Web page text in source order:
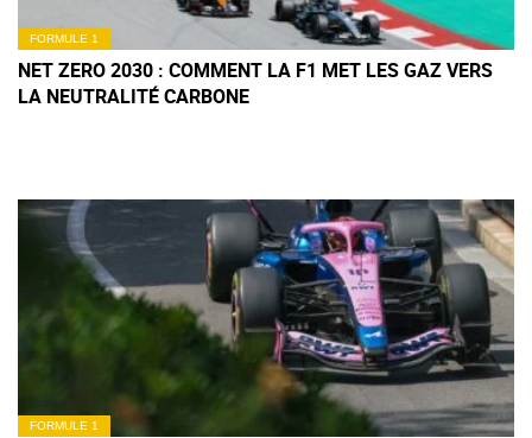
FORMULE 1
NET ZERO 2030 : COMMENT LA F1 MET LES GAZ VERS
LA NEUTRALITÉ CARBONE
FORMULE 1